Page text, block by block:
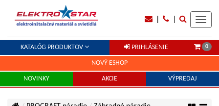
KATALÓG PRODUKTOV PRIHLÁSENIE 0
NOVÝ ESHOP
NOVINKY AKCIE VÝPREDAJ